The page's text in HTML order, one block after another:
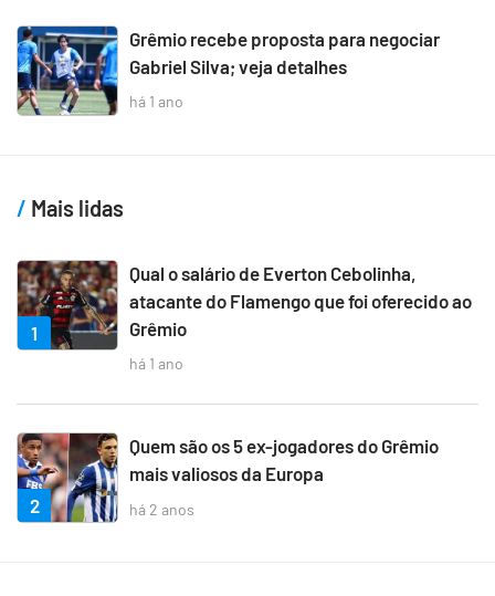
Grêmio recebe proposta para negociar
Gabriel Silva; veja detalhes
há 1 ano
Mais lidas
1
Qual o salário de Everton Cebolinha,
atacante do Flamengo que foi oferecido ao
Grêmio
há 1 ano
2
Quem são os 5 ex-jogadores do Grêmio
mais valiosos da Europa
há 2 anos